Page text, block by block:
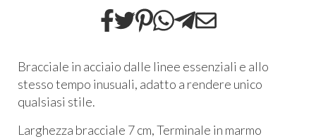
Bracciale in acciaio dalle linee essenziali e allo
stesso tempo inusuali, adatto a rendere unico
qualsiasi stile.
Larghezza bracciale 7 cm, Terminale in marmo